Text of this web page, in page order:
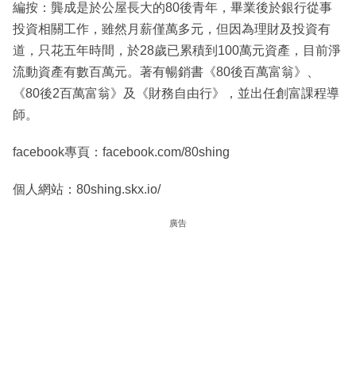
編按：龔成是於公屋長大的80後青年，畢業後於銀行從事
投資相關工作，雖然月薪僅萬多元，但因為理財及投資有
道，只花五年時間，於28歲已累積到100萬元資產，目前淨
流動資產有數百萬元。著有暢銷書《80後百萬富翁》、
《80後2百萬富翁》及《財務自由行》，並出任創富課程導
師。
facebook專頁：facebook.com/80shing
個人網站：80shing.skx.io/
廣告